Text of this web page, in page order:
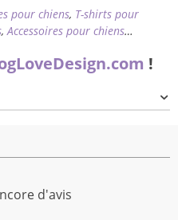
pour chiens, T-shirts pour
, Accessoires pour chiens…
!
d'avis